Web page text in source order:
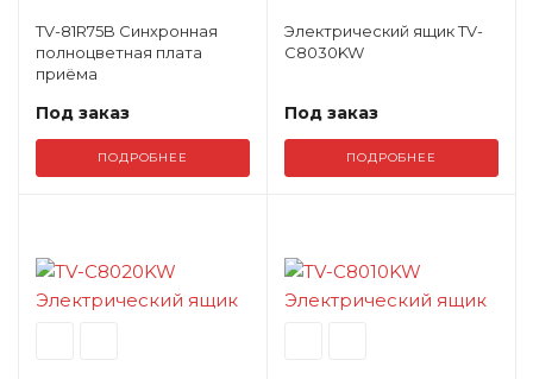
TV-81R75B Синхронная
полноцветная плата
приёма
Под заказ
ПОДРОБНЕЕ
Электрический ящик TV-
C8030KW
Под заказ
ПОДРОБНЕЕ